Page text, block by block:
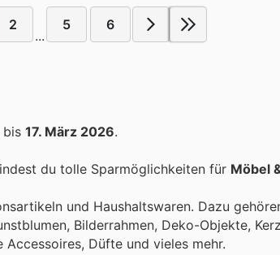
2
...
5 6
bis 17. März 2026.
du tolle Sparmöglichkeiten für Möbel
und Haushaltswaren. Dazu
Bilderrahmen, Deko-Objekte,
Düfte und vieles mehr.